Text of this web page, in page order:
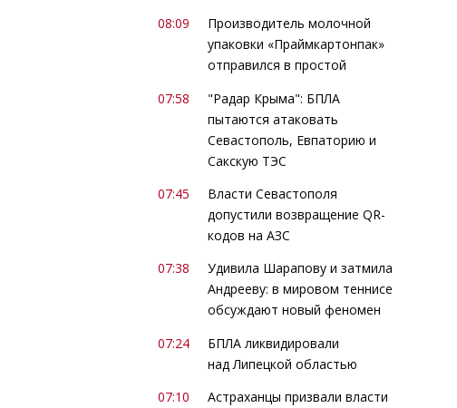
08:09
Производитель молочной
упаковки «Праймкартонпак»
отправился в простой
07:58
"Радар Крыма": БПЛА
пытаются атаковать
Севастополь, Евпаторию и
Сакскую ТЭС
07:45
Власти Севастополя
допустили возвращение QR-
кодов на АЗС
07:38
Удивила Шарапову и затмила
Андрееву: в мировом теннисе
обсуждают новый феномен
07:24
БПЛА ликвидировали
над Липецкой областью
07:10
Астраханцы призвали власти